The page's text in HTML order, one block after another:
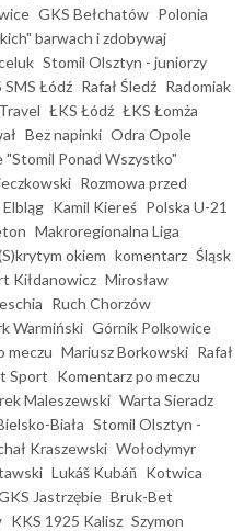
GKS Bełchatów Polonia
barwach i zdobywaj
Stomil Olsztyn - juniorzy
SMS Łódź Rafał Śledź Radomiak
ŁKS Łódź ŁKS Łomża
Bez napinki Odra Opole
"Stomil Ponad Wszystko"
Rozmowa przed
Kamil Kiereś Polska U-21
Makroregionalna Liga
okiem komentarz Śląsk
Kiłdanowicz Mirosław
Ruch Chorzów
Warmiński Górnik Polkowice
meczu Mariusz Borkowski Rafał
Sport Komentarz po meczu
Maleszewski Warta Sieradz
Biała Stomil Olsztyn -
Kraszewski Wołodymyr
Lukáš Kubáň Kotwica
Jastrzębie Bruk-Bet
KKS 1925 Kalisz Szymon